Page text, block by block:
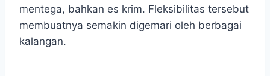
mentega, bahkan es krim. Fleksibilitas tersebut
membuatnya semakin digemari oleh berbagai
kalangan.